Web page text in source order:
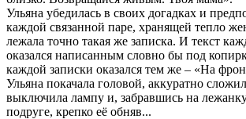
Ульяна убедилась в своих догадках и
каждой связанной паре, хранящей тепло
лежала точно такая же записка. И текст
оказался написанным словно бы под
каждой записки оказался тем же – «На
Ульяна покачала головой, аккуратно
выключила лампу и, забравшись на
подруге, крепко её обняв...